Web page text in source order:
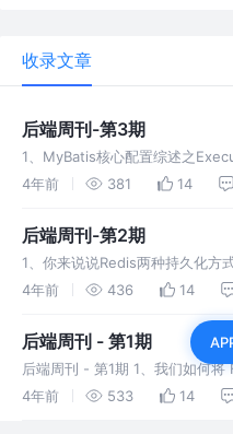
收录文章
后端周刊-第3期
1、MyBatis核心配置综述之
SqlSessionFactory的创建过程
4年前 381 14
后端周刊-第2期
1、你来说说Redis两种持久化方
间间隔内生成数据集的时间点快
操作命令,并在服务器启动时,通
4年前 436 14
后端周刊 - 第1期
后端周刊 - 第1期 1、我们如何
伴鱼 AI 平台团队这周做的一件
4年前 533 14